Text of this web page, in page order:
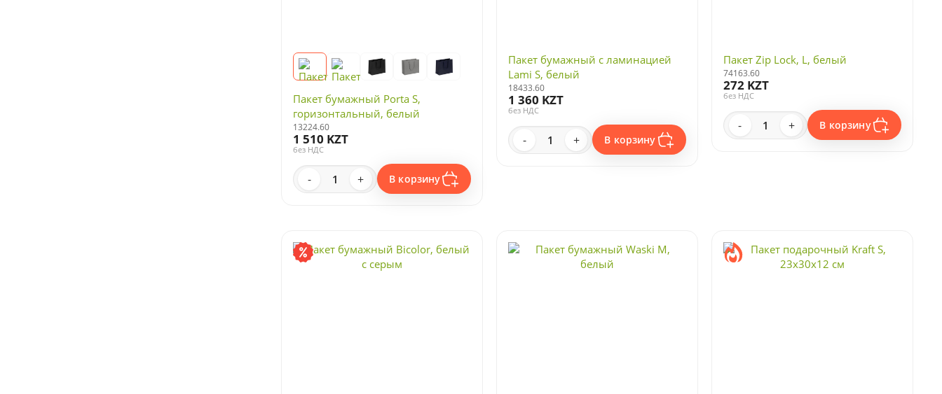
Пакет бумажный Porta S,
горизонтальный, белый
13224.60
1 510 KZT
без НДС
- + В корзину
Пакет бумажный с ламинацией
Lami S, белый
18433.60
1 360 KZT
без НДС
- + В корзину
Пакет Zip Lock, L, белый
74163.60
272 KZT
без НДС
- + В корзину